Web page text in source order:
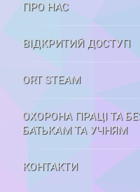
ПРО НАС
ВІДКРИТИЙ ДОСТУП
ORT STEAM
ОХОРОНА ПРАЦІ ТА
БАТЬКАМ ТА УЧНЯМ
КОНТАКТИ